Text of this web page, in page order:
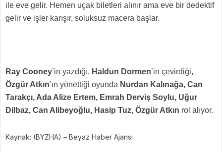
ile eve gelir. Hemen uçak biletleri alınır ama eve bir dedektif
gelir ve işler karışır, soluksuz macera başlar.
Ray Cooney’in yazdığı, Haldun Dormen’in çevirdiği,
Özgür Atkın’ın yönettiği oyunda Nurdan Kalınağa, Can
Tarakçı, Ada Alize Ertem, Emrah Derviş Soylu, Uğur
Dilbaz, Can Alibeyoğlu, Hasip Tuz, Özgür Atkın rol alıyor.
Kaynak: (BYZHA) – Beyaz Haber Ajansı